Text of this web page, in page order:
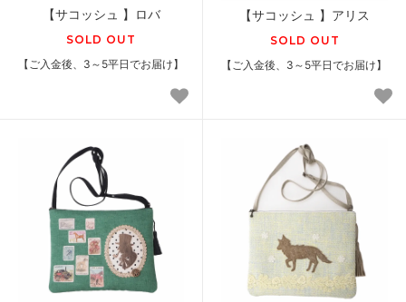
【サコッシュ 】ロバ
SOLD OUT
【ご入金後、3～5平日でお届け】
【サコッシュ 】アリス
SOLD OUT
【ご入金後、3～5平日でお届け】